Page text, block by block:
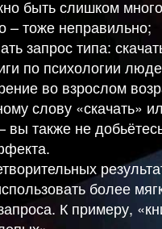
быть слишком
– тоже неправильно;
запрос типа:
по психологии
во взрослом
слову «скачать»
вы также не
более
К примеру,